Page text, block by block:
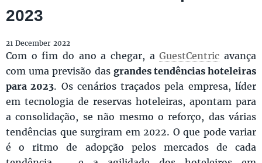
2023
21 December 2022
Com o fim do ano a chegar, aGuestCentric avança
com uma previsão das grandes tendências hoteleiras
para 2023. Os cenários traçados pela empresa, líder
em tecnologia de reservas hoteleiras, apontam para
a consolidação, se não mesmo o reforço, das várias
tendências que surgiram em 2022. O que pode variar
é o ritmo de adopção pelos mercados de cada